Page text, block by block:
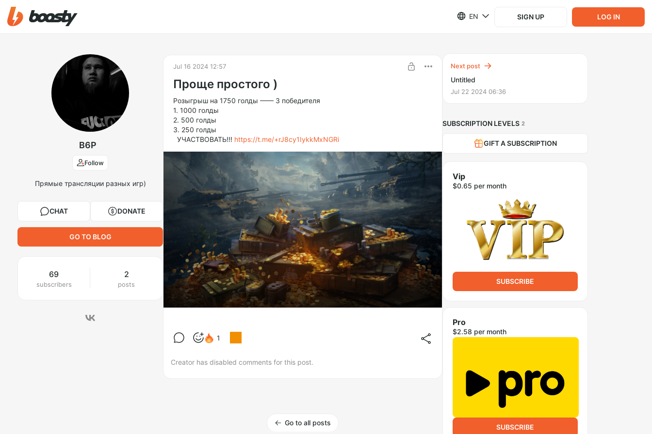
EN SIGN UP LOG IN
B6P
Follow
Прямые трансляции разных игр)
CHAT DONATE
GO TO BLOG
69
subscribers
2
posts
Jul 16 2024 12:57
Проще простого )
Розыгрыш на 1750 голды —— 3 победителя
1. 1000 голды
2. 500 голды
3. 250 голды
УЧАСТВОВАТЬ!!! https://t.me/+rJ8cy1IykkMxNGRi
1
Creator has disabled comments for this post.
Go to all posts
Next post
Untitled
Jul 22 2024 06:36
SUBSCRIPTION LEVELS 2
GIFT A SUBSCRIPTION
Vip
$0.65 per month
SUBSCRIBE
Pro
$2.58 per month
SUBSCRIBE